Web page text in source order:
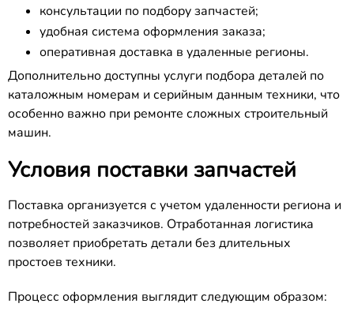
консультации по подбору запчастей;
удобная система оформления заказа;
оперативная доставка в удаленные регионы.
Дополнительно доступны услуги подбора деталей по
каталожным номерам и серийным данным техники, что
особенно важно при ремонте сложных строительный
машин.
Условия поставки запчастей
Поставка организуется с учетом удаленности региона и
потребностей заказчиков. Отработанная логистика
позволяет приобретать детали без длительных
простоев техники.
Процесс оформления выглядит следующим образом: